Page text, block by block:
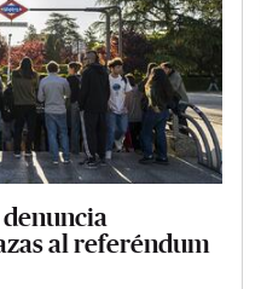
al referéndum